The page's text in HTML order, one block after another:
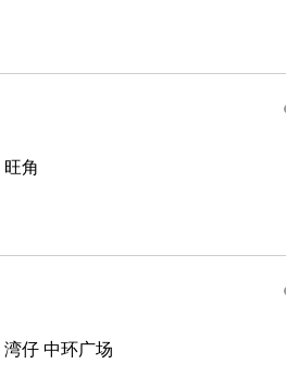
旺角
湾仔 中环广场